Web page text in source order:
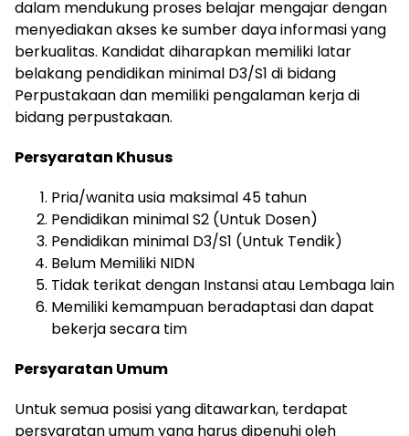
dalam mendukung proses belajar mengajar dengan
menyediakan akses ke sumber daya informasi yang
berkualitas. Kandidat diharapkan memiliki latar
belakang pendidikan minimal D3/S1 di bidang
Perpustakaan dan memiliki pengalaman kerja di
bidang perpustakaan.
Persyaratan Khusus
Pria/wanita usia maksimal 45 tahun
Pendidikan minimal S2 (Untuk Dosen)
Pendidikan minimal D3/S1 (Untuk Tendik)
Belum Memiliki NIDN
Tidak terikat dengan Instansi atau Lembaga lain
Memiliki kemampuan beradaptasi dan dapat
bekerja secara tim
Persyaratan Umum
Untuk semua posisi yang ditawarkan, terdapat
persyaratan umum yang harus dipenuhi oleh